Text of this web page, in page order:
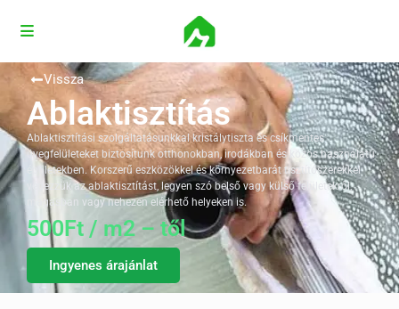
Vissza
Ablaktisztítás
Ablaktisztítási szolgáltatásunkkal kristálytiszta és csíkmentes
üvegfelületeket biztosítunk otthonokban, irodákban és közös használatú
épületekben. Korszerű eszközökkel és környezetbarát tisztítószerekkel
végezzük az ablaktisztítást, legyen szó belső vagy külső felületekről,
magasban vagy nehezen elérhető helyeken is.
500Ft / m2 – től
Ingyenes árajánlat